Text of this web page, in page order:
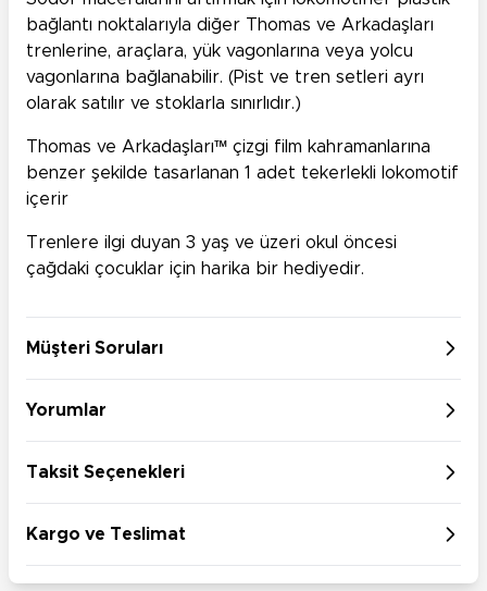
bağlantı noktalarıyla diğer Thomas ve Arkadaşları
trenlerine, araçlara, yük vagonlarına veya yolcu
vagonlarına bağlanabilir. (Pist ve tren setleri ayrı
olarak satılır ve stoklarla sınırlıdır.)
Thomas ve Arkadaşları™ çizgi film kahramanlarına
benzer şekilde tasarlanan 1 adet tekerlekli lokomotif
içerir
Trenlere ilgi duyan 3 yaş ve üzeri okul öncesi
çağdaki çocuklar için harika bir hediyedir.
Müşteri Soruları
Yorumlar
Taksit Seçenekleri
Kargo ve Teslimat